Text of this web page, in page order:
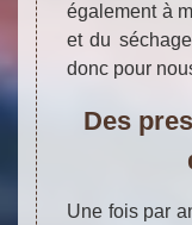
également à
et du
donc pour
Des
Une fois par